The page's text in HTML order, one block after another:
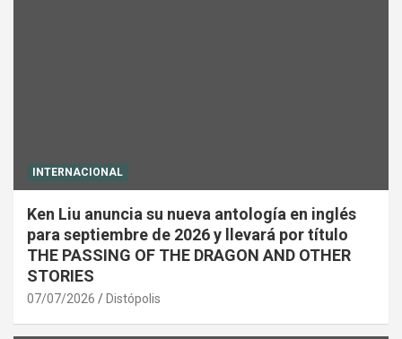
INTERNACIONAL
Ken Liu anuncia su nueva antología en inglés
para septiembre de 2026 y llevará por título
THE PASSING OF THE DRAGON AND OTHER
STORIES
07/07/2026 Distópolis